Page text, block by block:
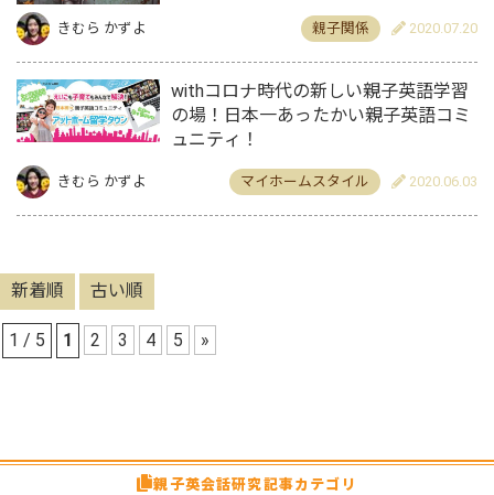
きむら かずよ 親子関係 2020.07.20
withコロナ時代の新しい親子英語学習
の場！日本一あったかい親子英語コミ
ュニティ！
きむら かずよ マイホームスタイル 2020.06.03
新着順 古い順
1 / 5 1 2 3 4 5 »
親子英会話研究記事カテゴリ